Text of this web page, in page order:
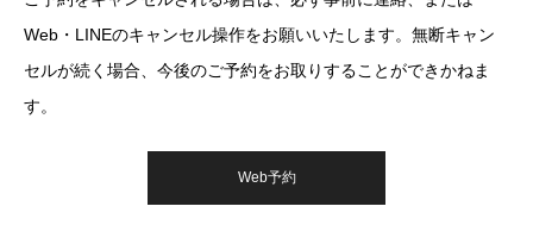
Web・LINEのキャンセル操作をお願いいたします。無断キャン
セルが続く場合、今後のご予約をお取りすることができかねま
す。
Web予約